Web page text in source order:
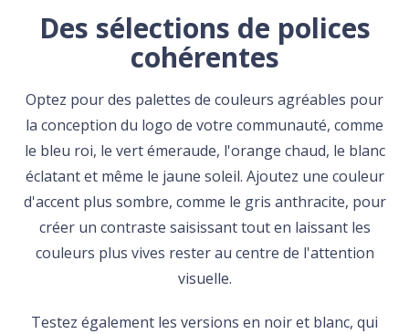
Des sélections de polices
cohérentes
Optez pour des palettes de couleurs agréables pour
la conception du logo de votre communauté, comme
le bleu roi, le vert émeraude, l'orange chaud, le blanc
éclatant et même le jaune soleil. Ajoutez une couleur
d'accent plus sombre, comme le gris anthracite, pour
créer un contraste saisissant tout en laissant les
couleurs plus vives rester au centre de l'attention
visuelle.
Testez également les versions en noir et blanc, qui